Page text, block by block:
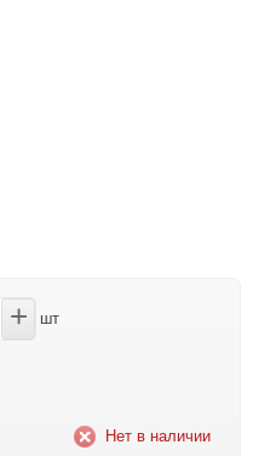
+ шт
Нет в наличии